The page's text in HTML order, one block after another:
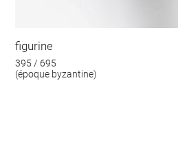
figurine
395 / 695
(époque byzantine)